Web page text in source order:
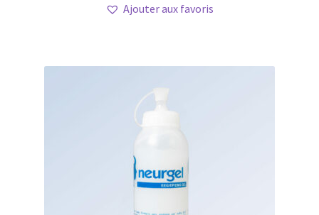
Ajouter aux favoris